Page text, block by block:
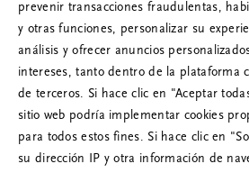
RITUALS 500
¡Vaya! Error de
Prueba a actualizar esta
problema persiste, ponte
nosotros.
prevenir transacciones fraudulentas,
y otras funciones, personalizar su
análisis y ofrecer anuncios
intereses, tanto dentro de la plataforma
de terceros. Si hace clic en "Aceptar
sitio web podría implementar cookies
para todos estos fines. Si hace clic en
su dirección IP y otra información de